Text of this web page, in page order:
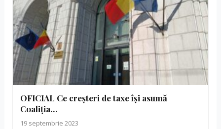
OFICIAL Ce creșteri de taxe își asumă
Coaliția…
19 septembrie 2023